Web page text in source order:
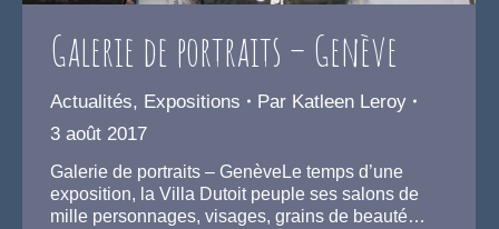
Galerie de portraits – Genève
Actualités, Expositions Par Katleen Leroy
3 août 2017
Galerie de portraits – GenèveLe temps d’une
exposition, la Villa Dutoit peuple ses salons de
mille personnages, visages, grains de beauté…